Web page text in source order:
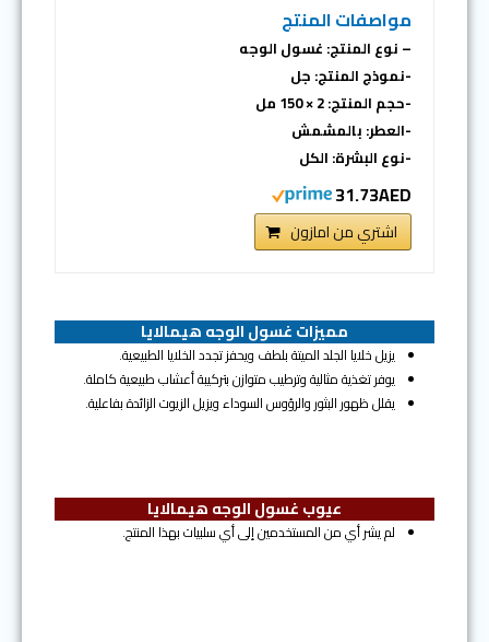
مواصفات المنتج
– نوع المنتج: غسول الوجه
-نموذج المنتج: جل
-حجم المنتج: 2 × 150 مل
-العطر: بالمشمش
-نوع البشرة: الكل
31.73AED
اشتري من امازون
مميزات غسول الوجه هيمالايا
يزيل خلايا الجلد الميتة بلطف ويحفز تجدد الخلايا الطبيعية.
يوفر تغذية مثالية وترطيب متوازن بتركيبة أعشاب طبيعية كاملة.
يقلل ظهور البثور والرؤوس السوداء ويزيل الزيوت الزائدة بفاعلية.
عيوب غسول الوجه هيمالايا
لم يشر أي من المستخدمين إلى أي سلبيات بهذا المنتج.